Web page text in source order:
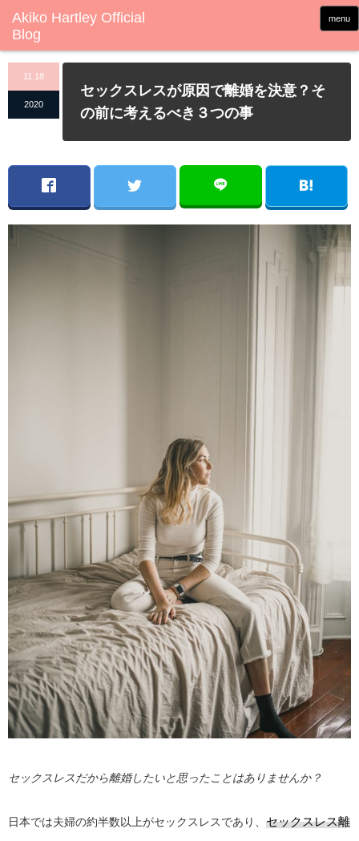
menu
11.18
2020
セックスレスが原因で離婚を決意？そ
の前に考えるべき３つの事
セックスレスだから離婚したいと思ったことはありませんか？
日本では夫婦の約半数以上がセックスレスであり、 セックスレス離